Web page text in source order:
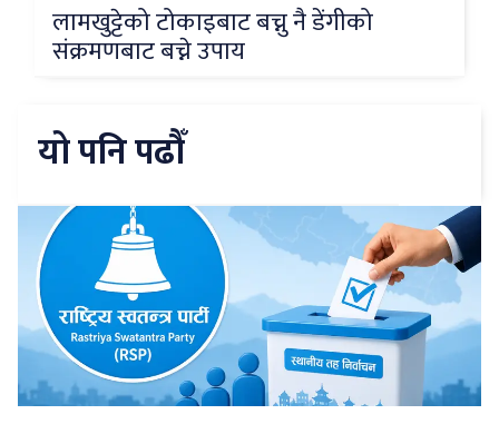
लामखुट्टेको टोकाइबाट बच्नु नै डेंगीको
संक्रमणबाट बच्ने उपाय
यो पनि पढौँ